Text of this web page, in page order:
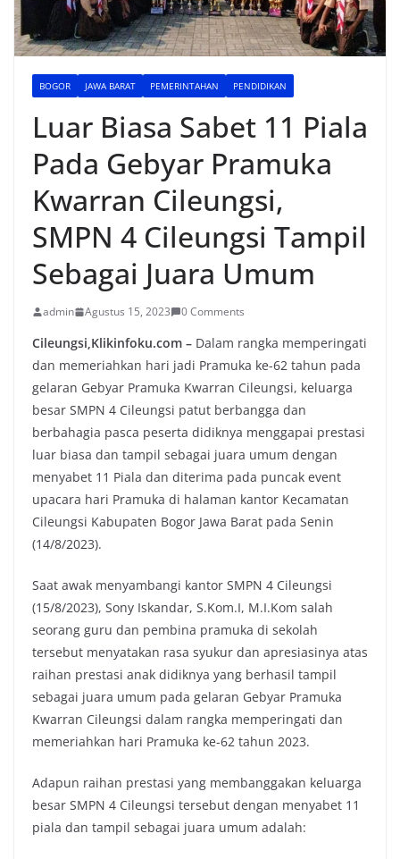
BOGOR JAWA BARAT PEMERINTAHAN PENDIDIKAN
Luar Biasa Sabet 11 Piala
Pada Gebyar Pramuka
Kwarran Cileungsi,
SMPN 4 Cileungsi Tampil
Sebagai Juara Umum
admin Agustus 15, 2023 0 Comments
Cileungsi,Klikinfoku.com – Dalam rangka memperingati
dan memeriahkan hari jadi Pramuka ke-62 tahun pada
gelaran Gebyar Pramuka Kwarran Cileungsi, keluarga
besar SMPN 4 Cileungsi patut berbangga dan
berbahagia pasca peserta didiknya menggapai prestasi
luar biasa dan tampil sebagai juara umum dengan
menyabet 11 Piala dan diterima pada puncak event
upacara hari Pramuka di halaman kantor Kecamatan
Cileungsi Kabupaten Bogor Jawa Barat pada Senin
(14/8/2023).
Saat awak menyambangi kantor SMPN 4 Cileungsi
(15/8/2023), Sony Iskandar, S.Kom.I, M.I.Kom salah
seorang guru dan pembina pramuka di sekolah
tersebut menyatakan rasa syukur dan apresiasinya atas
raihan prestasi anak didiknya yang berhasil tampil
sebagai juara umum pada gelaran Gebyar Pramuka
Kwarran Cileungsi dalam rangka memperingati dan
memeriahkan hari Pramuka ke-62 tahun 2023.
Adapun raihan prestasi yang membanggakan keluarga
besar SMPN 4 Cileungsi tersebut dengan menyabet 11
piala dan tampil sebagai juara umum adalah: